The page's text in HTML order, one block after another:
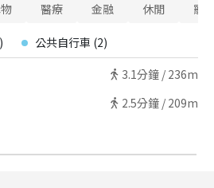
醫療 金融 休閒 寵
) 公共自行車 (2)
3.1分鐘 / 236m
2.5分鐘 / 209m